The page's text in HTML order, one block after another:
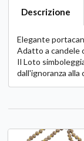
Descrizione
Elegante
Adatto a candele
Il Loto
dall'ignoranza alla